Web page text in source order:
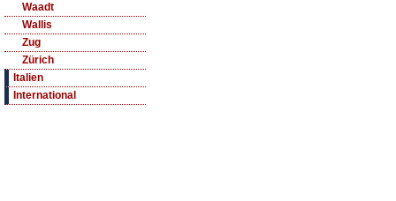
Waadt
Wallis
Zug
Zürich
Italien
International